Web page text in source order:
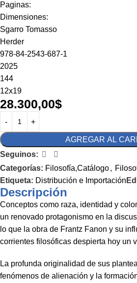
Paginas:
Dimensiones:
Sgarro Tomasso
Herder
978-84-2543-687-1
2025
144
12x19
28.300,00$
AGREGAR AL
Seguinos:
Categorías: Filosofía,Catálogo,
Etiqueta: Distribución e Importación
Descripción
Conceptos como raza, identidad y
un renovado protagonismo en la
lo que la obra de Frantz Fanon y su
corrientes filosóficas despierta hoy un
La profunda originalidad de sus
fenómenos de alienación y la